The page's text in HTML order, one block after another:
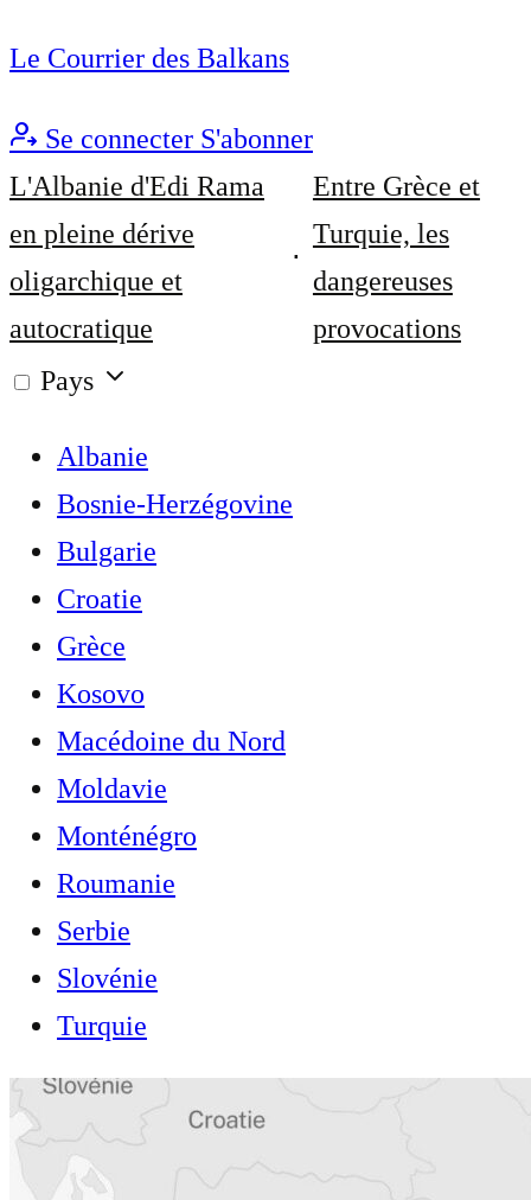
Le Courrier des Balkans
Se connecter S'abonner
L'Albanie d'Edi Rama
en pleine dérive
oligarchique et
autocratique
Entre Grèce et
Turquie, les
dangereuses
provocations
Pays
Albanie
Bosnie-Herzégovine
Bulgarie
Croatie
Grèce
Kosovo
Macédoine du Nord
Moldavie
Monténégro
Roumanie
Serbie
Slovénie
Turquie